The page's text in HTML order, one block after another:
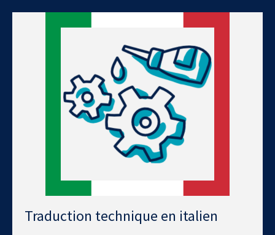
Traduction technique en italien